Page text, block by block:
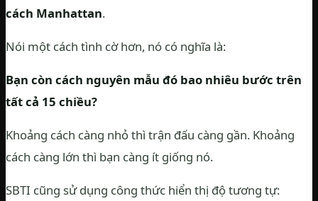
cách Manhattan.
Nói một cách tình cờ hơn, nó có nghĩa là:
Bạn còn cách nguyên mẫu đó bao nhiêu bước trên
tất cả 15 chiều?
Khoảng cách càng nhỏ thì trận đấu càng gần. Khoảng
cách càng lớn thì bạn càng ít giống nó.
SBTI cũng sử dụng công thức hiển thị độ tương tự: